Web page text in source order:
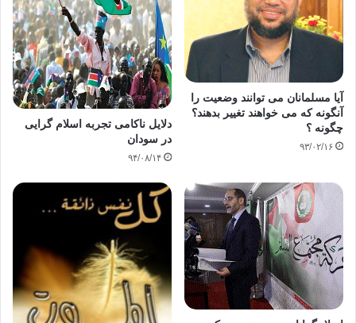
آیا مسلمانان می توانند وضعیت را
آنگونه که می خواهند تغییر بدهند؟
چگونه ؟
۹۳/۰۲/۱۶
دلایل ناکامی تجربه اسلام گرایی
در سودان
۹۴/۰۸/۱۴